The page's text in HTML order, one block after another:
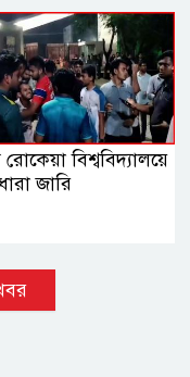
বিশ্ববিদ্যালয়ে
জারি